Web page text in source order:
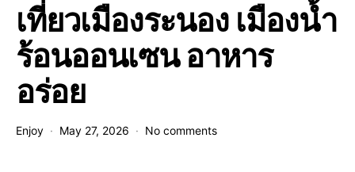
เที่ยวเมืองระนอง เมืองน้ำ
ร้อนออนเซน อาหาร
อร่อย
Enjoy May 27, 2026 No comments